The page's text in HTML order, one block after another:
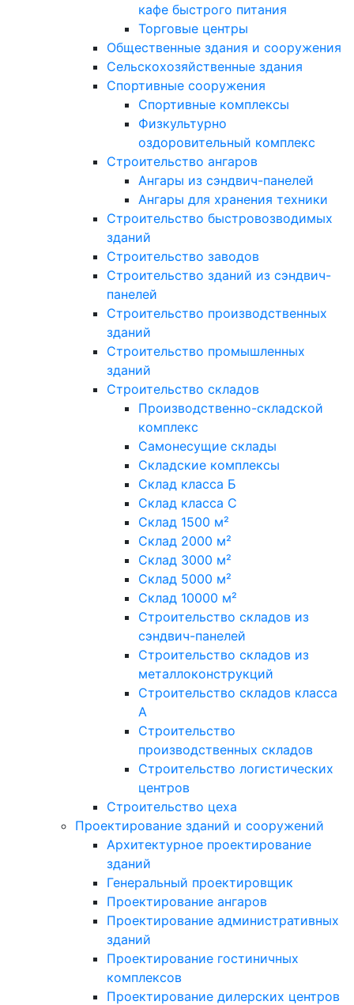
кафе быстрого питания
Торговые центры
Общественные здания и сооружения
Сельскохозяйственные здания
Спортивные сооружения
Спортивные комплексы
Физкультурно
оздоровительный комплекс
Строительство ангаров
Ангары из сэндвич-панелей
Ангары для хранения техники
Строительство быстровозводимых
зданий
Строительство заводов
Строительство зданий из сэндвич-
панелей
Строительство производственных
зданий
Строительство промышленных
зданий
Строительство складов
Производственно-складской
комплекс
Самонесущие склады
Складские комплексы
Склад класса Б
Склад класса С
Склад 1500 м²
Склад 2000 м²
Склад 3000 м²
Склад 5000 м²
Склад 10000 м²
Строительство складов из
сэндвич-панелей
Строительство складов из
металлоконструкций
Строительство складов класса
А
Строительство
производственных складов
Строительство логистических
центров
Строительство цеха
Проектирование зданий и сооружений
Архитектурное проектирование
зданий
Генеральный проектировщик
Проектирование ангаров
Проектирование административных
зданий
Проектирование гостиничных
комплексов
Проектирование дилерских центров